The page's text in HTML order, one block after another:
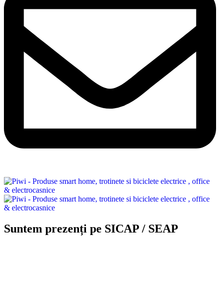
Suntem prezenți pe SICAP / SEAP